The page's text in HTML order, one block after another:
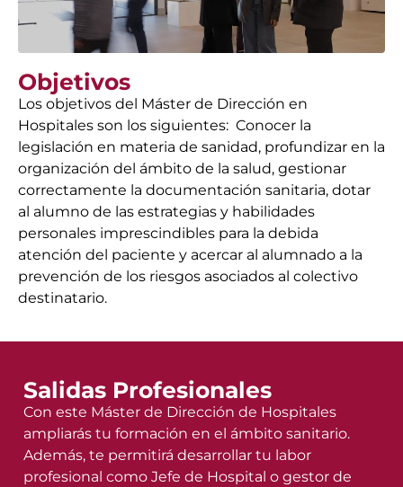
Objetivos
Los objetivos del Máster de Dirección en
Hospitales son los siguientes: Conocer la
legislación en materia de sanidad, profundizar en la
organización del ámbito de la salud, gestionar
correctamente la documentación sanitaria, dotar
al alumno de las estrategias y habilidades
personales imprescindibles para la debida
atención del paciente y acercar al alumnado a la
prevención de los riesgos asociados al colectivo
destinatario.
Salidas Profesionales
Con este Máster de Dirección de Hospitales
ampliarás tu formación en el ámbito sanitario.
Además, te permitirá desarrollar tu labor
profesional como Jefe de Hospital o gestor de